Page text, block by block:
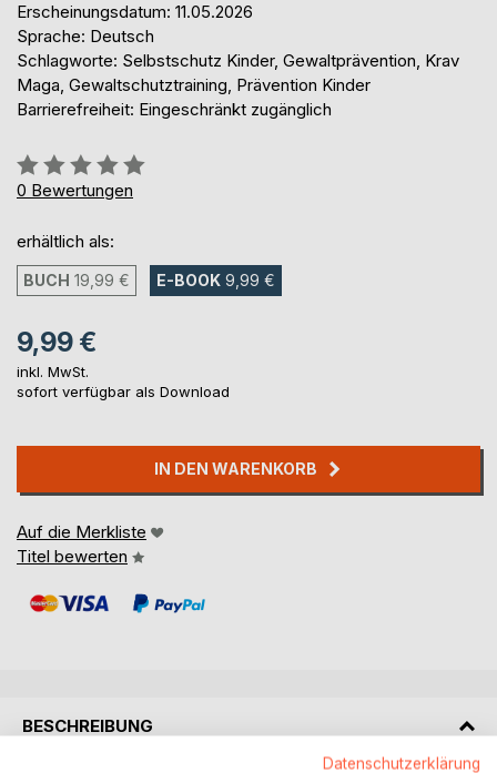
Erscheinungsdatum: 11.05.2026
Sprache: Deutsch
Schlagworte: Selbstschutz Kinder, Gewaltprävention, Krav
Maga, Gewaltschutztraining, Prävention Kinder
Barrierefreiheit: Eingeschränkt zugänglich
Bewertung::
0%
0 Bewertungen
erhältlich als:
BUCH 19,99 € E-BOOK 9,99 €
9,99 €
inkl. MwSt.
sofort verfügbar als Download
IN DEN WARENKORB
Auf die Merkliste
Titel bewerten
BESCHREIBUNG
Datenschutzerklärung